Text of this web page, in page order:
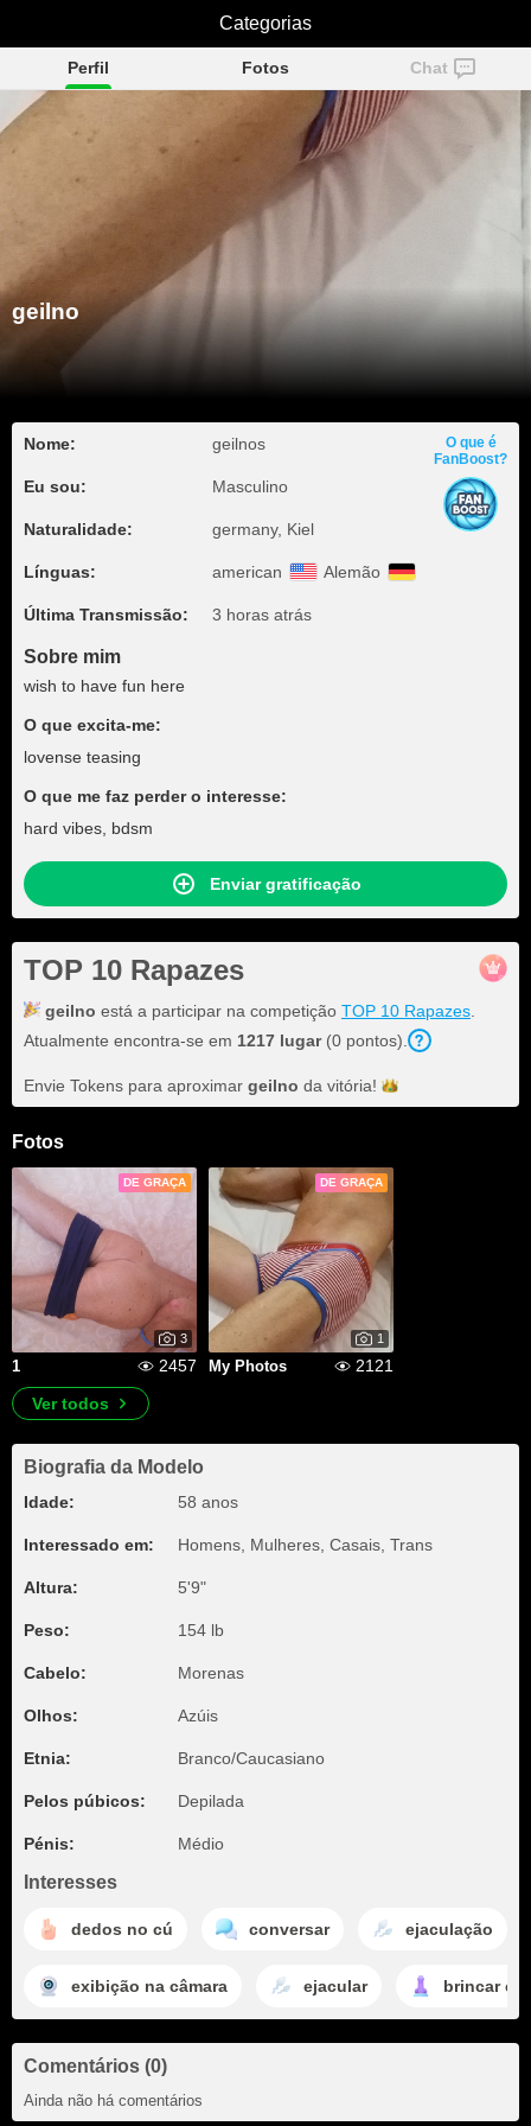
geilno
Perfil Fotos Chat
geilno
Nome: geilnos
Eu sou: Masculino
Naturalidade: germany, Kiel
Línguas: american Alemão
Última Transmissão: 3 horas atrás
O que é
FanBoost?
Sobre mim
wish to have fun here
O que excita-me:
lovense teasing
O que me faz perder o interesse:
hard vibes, bdsm
Enviar gratificação
TOP 10 Rapazes
geilno está a participar na competição TOP 10 Rapazes
Atualmente encontra-se em 1217 lugar(0 pontos).
Envie Tokens para aproximar geilno da vitória!
Fotos
DE GRAÇA
3
1 2457
DE GRAÇA
1
My Photos
2121
Ver todos
Biografia da Modelo
Idade: 58 anos
Interessado em: Homens, Mulheres, Casais, Trans
Altura: 5'9"
Peso: 154 lb
Cabelo: Morenas
Olhos: Azúis
Etnia: Branco/Caucasiano
Pelos púbicos: Depilada
Pénis: Médio
Interesses
dedos no cú conversar ejaculação
exibição na câmara ejacular brincar
Comentários (0)
Ainda não há comentários
Categorias